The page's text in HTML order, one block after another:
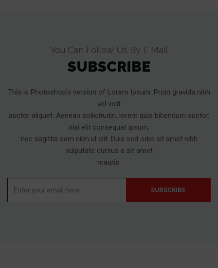
You Can Follow Us By E Mail
SUBSCRIBE
This is Photoshop’s version of Lorem Ipsum. Proin gravida nibh
vel velit
auctor aliquet. Aenean sollicitudin, lorem quis bibendum auctor,
nisi elit consequat ipsum,
nec sagittis sem nibh id elit. Duis sed odio sit amet nibh
vulputate cursus a sit amet
mauris.
your
email
SUBSCRIBE